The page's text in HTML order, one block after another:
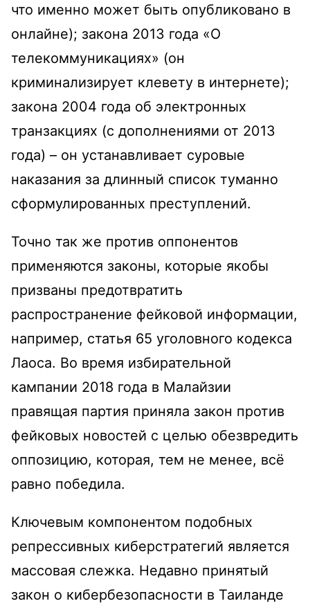
что именно может быть опубликовано в
онлайне); закона 2013 года «О
телекоммуникациях» (он
криминализирует клевету в интернете);
закона 2004 года об электронных
транзакциях (с дополнениями от 2013
года) – он устанавливает суровые
наказания за длинный список туманно
сформулированных преступлений.
Точно так же против оппонентов
применяются законы, которые якобы
призваны предотвратить
распространение фейковой информации,
например, статья 65 уголовного кодекса
Лаоса. Во время избирательной
кампании 2018 года в Малайзии
правящая партия приняла закон против
фейковых новостей с целью обезвредить
оппозицию, которая, тем не менее, всё
равно победила.
Ключевым компонентом подобных
репрессивных киберстратегий является
массовая слежка. Недавно принятый
закон о кибербезопасности в Таиланде